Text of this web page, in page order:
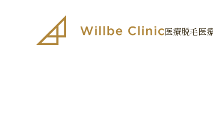
医療脱毛医